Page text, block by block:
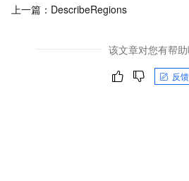
上一篇： DescribeRegions
该文章对您有帮助
反馈